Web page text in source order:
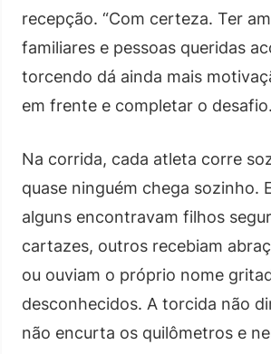
recepção. “Com certeza. Ter
familiares e pessoas queridas
torcendo dá ainda mais
em frente e completar o
Na corrida, cada atleta corre
quase ninguém chega sozinho.
alguns encontravam filhos
cartazes, outros recebiam
ou ouviam o próprio nome
desconhecidos. A torcida não
não encurta os quilômetros e